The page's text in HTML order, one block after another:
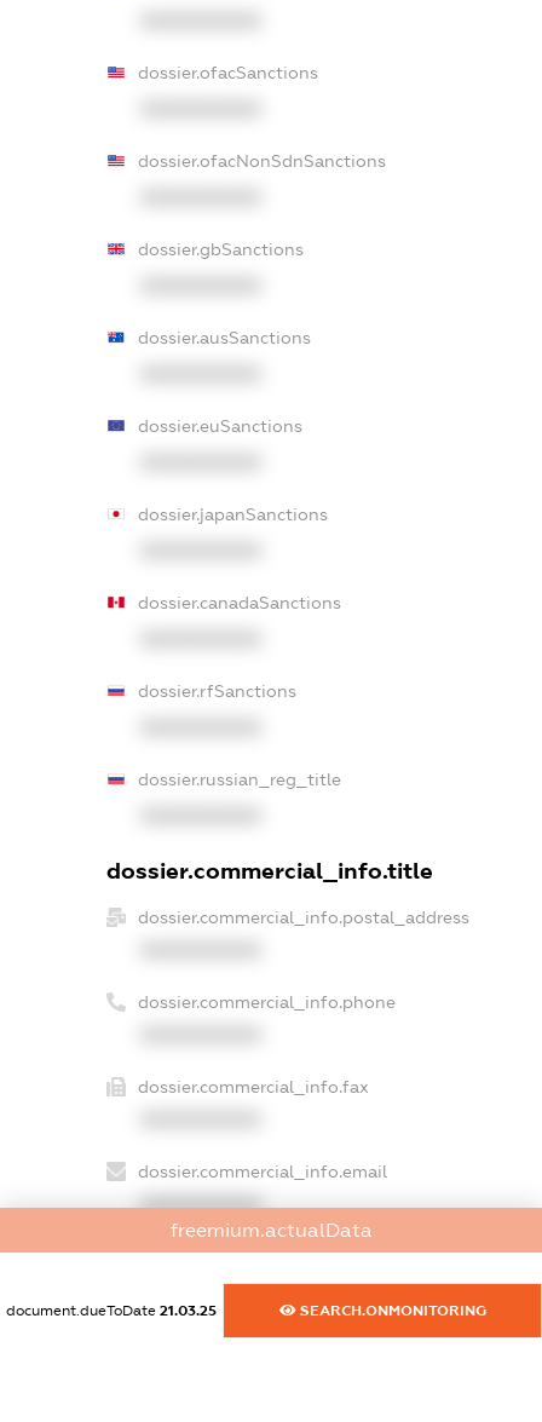
dossier.ofacSanctions
dossier.ofacNonSdnSanctions
dossier.gbSanctions
dossier.ausSanctions
dossier.euSanctions
dossier.japanSanctions
dossier.canadaSanctions
dossier.rfSanctions
dossier.russian_reg_title
dossier.commercial_info.title
dossier.commercial_info.postal_address
dossier.commercial_info.phone
dossier.commercial_info.fax
dossier.commercial_info.email
XXXXXXXXXX
dossier.commercial_info.website
XXXXXXXXXX
dossier.commercial_info.activity
freemium.actualData
document.dueToDate 21.03.25 SEARCH.ONMONITORING